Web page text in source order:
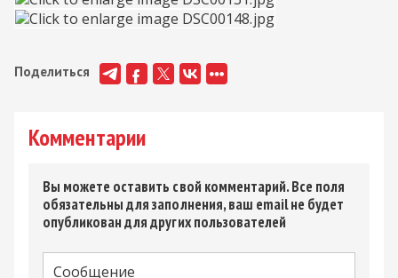
Поделиться
Комментарии
Вы можете оставить свой комментарий. Все поля
обязательны для заполнения, ваш email не будет
опубликован для других пользователей